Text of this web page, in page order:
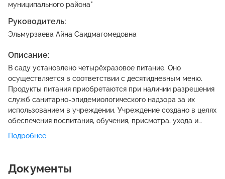
муниципального района"
Руководитель:
Эльмурзаева Айна Саидмагомедовна
Описание:
В саду установлено четырёхразовое питание. Оно
осуществляется в соответствии с десятидневным меню.
Продукты питания приобретаются при наличии разрешения
служб санитарно-эпидемиологического надзора за их
использованием в учреждении. Учреждение создано в целях
обеспечения воспитания, обучения, присмотра, ухода и
оздоровления детей в возрасте от 2 до 6 лет.
Подробнее
Документы